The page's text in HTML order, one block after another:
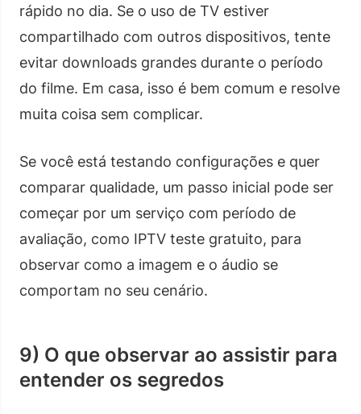
rápido no dia. Se o uso de TV estiver
compartilhado com outros dispositivos, tente
evitar downloads grandes durante o período
do filme. Em casa, isso é bem comum e resolve
muita coisa sem complicar.
Se você está testando configurações e quer
comparar qualidade, um passo inicial pode ser
começar por um serviço com período de
avaliação, como IPTV teste gratuito, para
observar como a imagem e o áudio se
comportam no seu cenário.
9) O que observar ao assistir para
entender os segredos